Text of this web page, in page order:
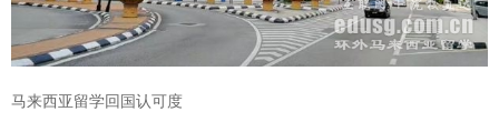
马来西亚留学回国认可度